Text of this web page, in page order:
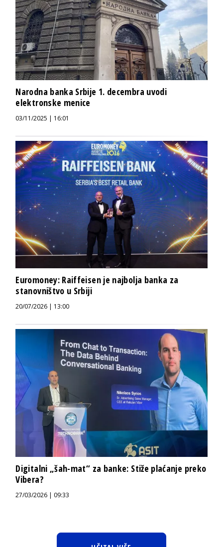
Narodna banka Srbije 1. decembra uvodi
elektronske menice
03/11/2025 | 16:01
Euromoney: Raiffeisen je najbolja banka za
stanovništvo u Srbiji
20/07/2026 | 13:00
Digitalni „šah-mat“ za banke: Stiže plaćanje preko
Vibera?
27/03/2026 | 09:33